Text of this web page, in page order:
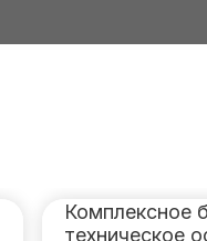
Комплексное
техническое